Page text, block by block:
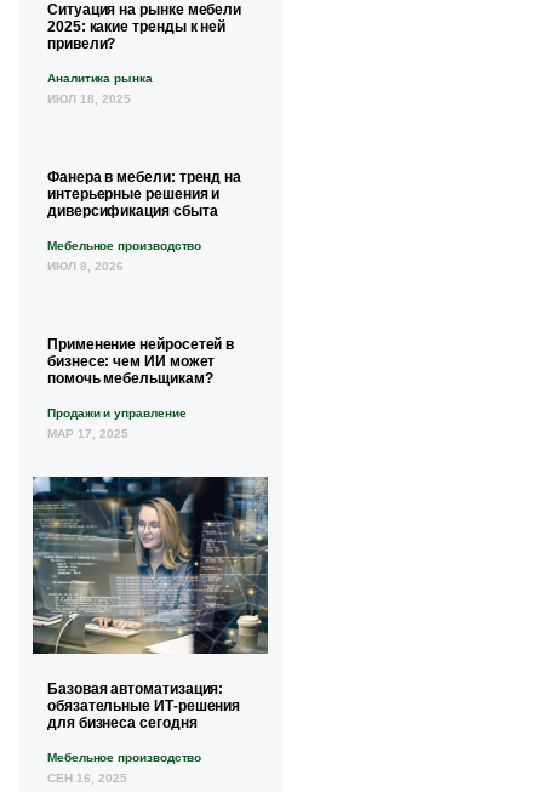
Ситуация на рынке мебели
2025: какие тренды к ней
привели?
Аналитика рынка
ИЮЛ 18, 2025
Фанера в мебели: тренд на
интерьерные решения и
диверсификация сбыта
Мебельное производство
ИЮЛ 8, 2026
Применение нейросетей в
бизнесе: чем ИИ может
помочь мебельщикам?
Продажи и управление
МАР 17, 2025
Базовая автоматизация:
обязательные ИТ-решения
для бизнеса сегодня
Мебельное производство
СЕН 16, 2025